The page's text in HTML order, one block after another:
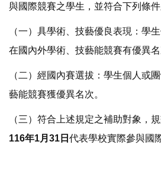
與國際競賽之學生，並符合下列條
（一）具學術、技藝優良表現：學
在國內外學術、技藝能競賽有優異名
（二）經國內賽選拔：學生個人或
藝能競賽獲優異名次。
（三）符合上述規定之補助對象，
116年1月31日 代表學校實際參與國